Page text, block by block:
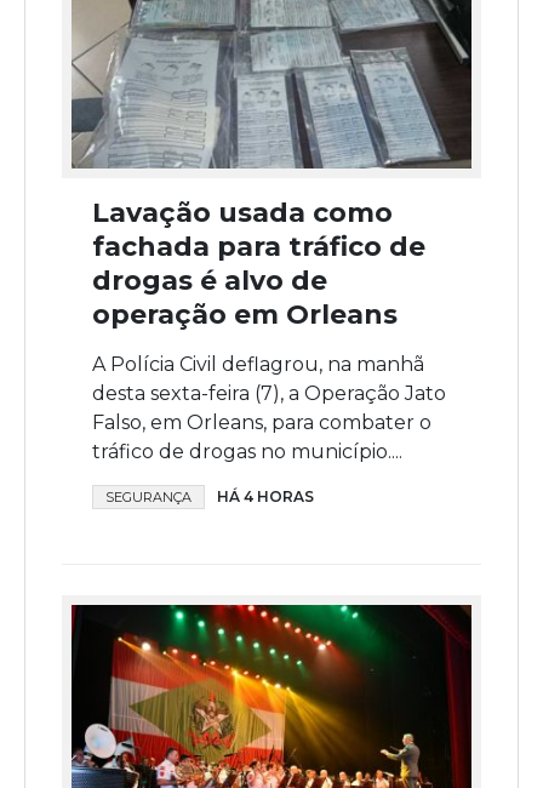
Lavação usada como
fachada para tráfico de
drogas é alvo de
operação em Orleans
A Polícia Civil deflagrou, na manhã
desta sexta-feira (7), a Operação Jato
Falso, em Orleans, para combater o
tráfico de drogas no município....
SEGURANÇA HÁ 4 HORAS